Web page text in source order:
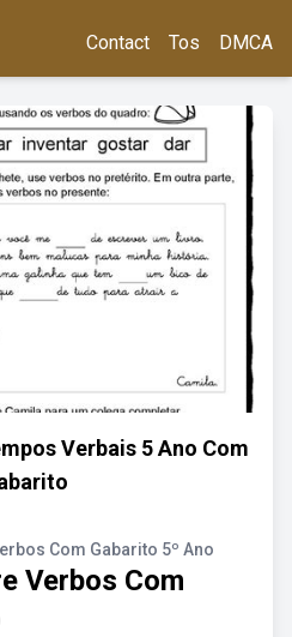
Contact Tos DMCA
Verbais 5 Ano Com
Com Gabarito 5º Ano
Verbos Com